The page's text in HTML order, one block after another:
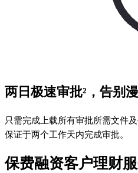
两日极速审批²，告别
只需完成上载所有审批所需文件
保证于两个工作天内完成审批。
保费融资客户理财